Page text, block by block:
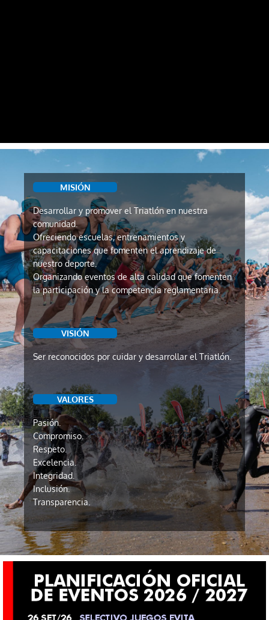
MISIÓN
Desarrollar y promover el Triatlón en nuestra
comunidad.
Ofreciendo escuelas, entrenamientos y
capacitaciones que fomenten el aprendizaje de
nuestro deporte.
Organizando eventos de alta calidad que fomenten
la participación y la competencia reglamentaria.
VISIÓN
Ser reconocidos por cuidar y desarrollar el Triatlón.
VALORES
Pasión.
Compromiso.
Respeto.
Excelencia.
Integridad.
Inclusión.
Transparencia.